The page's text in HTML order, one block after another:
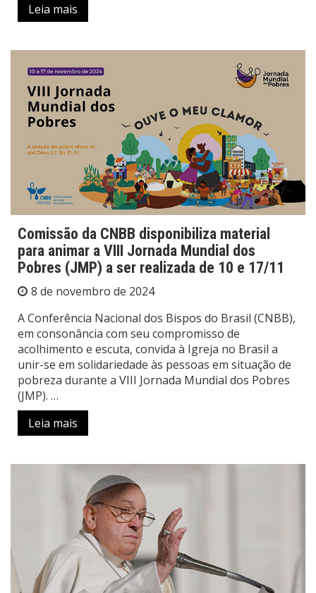
Leia mais
Comissão da CNBB disponibiliza material
para animar a VIII Jornada Mundial dos
Pobres (JMP) a ser realizada de 10 e 17/11
8 de novembro de 2024
A Conferência Nacional dos Bispos do Brasil (CNBB),
em consonância com seu compromisso de
acolhimento e escuta, convida à Igreja no Brasil a
unir-se em solidariedade às pessoas em situação de
pobreza durante a VIII Jornada Mundial dos Pobres
(JMP). …
Leia mais